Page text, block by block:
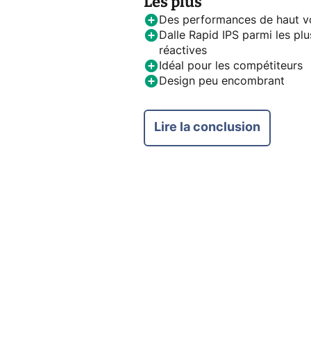
Des performances de haut
Dalle Rapid IPS parmi les
réactives
Idéal pour les compétiteurs
Design peu encombrant
Lire la conclusion